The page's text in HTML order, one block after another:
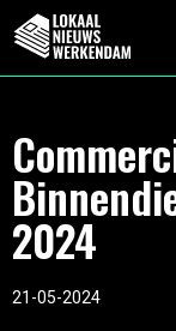
2024
21-05-2024